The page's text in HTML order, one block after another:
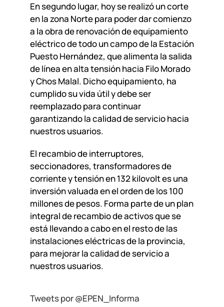
En segundo lugar, hoy se realizó un corte
en la zona Norte para poder dar comienzo
a la obra de renovación de equipamiento
eléctrico de todo un campo de la Estación
Puesto Hernández, que alimenta la salida
de línea en alta tensión hacia Filo Morado
y Chos Malal. Dicho equipamiento, ha
cumplido su vida útil y debe ser
reemplazado para continuar
garantizando la calidad de servicio hacia
nuestros usuarios.
El recambio de interruptores,
seccionadores, transformadores de
corriente y tensión en 132 kilovolt es una
inversión valuada en el orden de los 100
millones de pesos. Forma parte de un plan
integral de recambio de activos que se
está llevando a cabo en el resto de las
instalaciones eléctricas de la provincia,
para mejorar la calidad de servicio a
nuestros usuarios.
Tweets por @EPEN_Informa